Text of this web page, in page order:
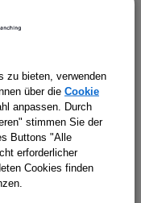
unter dem
zu bieten, verwenden
über die Cookie
anpassen. Durch
stimmen Sie der
Buttons "Alle
erforderlicher
Cookies finden